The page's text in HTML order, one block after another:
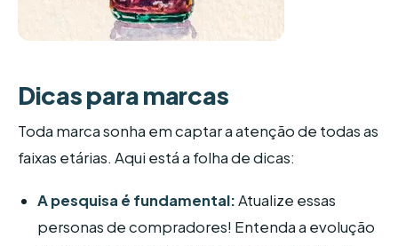
Dicas para marcas
Toda marca sonha em captar a atenção de todas as
faixas etárias. Aqui está a folha de dicas:
A pesquisa é fundamental:Atualize essas
personas de compradores! Entenda a evolução